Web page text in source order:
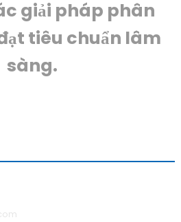
giải pháp phân
tiêu chuẩn lâm
sàng.